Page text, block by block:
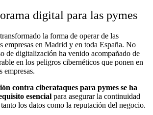
digital para las pymes
la forma de operar de las
empresas en Madrid y en toda España. No
de digitalización ha venido acompañado de
en los peligros cibernéticos que ponen en
empresas.
contra ciberataques para pymes se ha
esencial para asegurar la continuidad
los datos como la reputación del negocio.